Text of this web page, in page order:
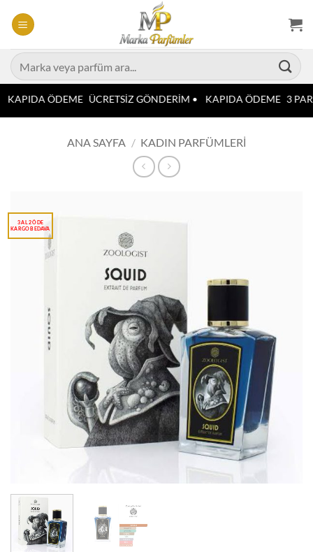
atla
Ara:
KAPIDA ÖDEME ÜCRETSİZ GÖNDERİM • KAPIDA ÖDEME 3
ANA SAYFA / KADIN PARFÜMLERI